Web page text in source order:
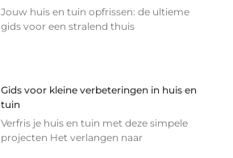
Jouw huis en tuin opfrissen: de ultieme
gids voor een stralend thuis
Gids voor kleine verbeteringen in huis en
tuin
Verfris je huis en tuin met deze simpele
projecten Het verlangen naar